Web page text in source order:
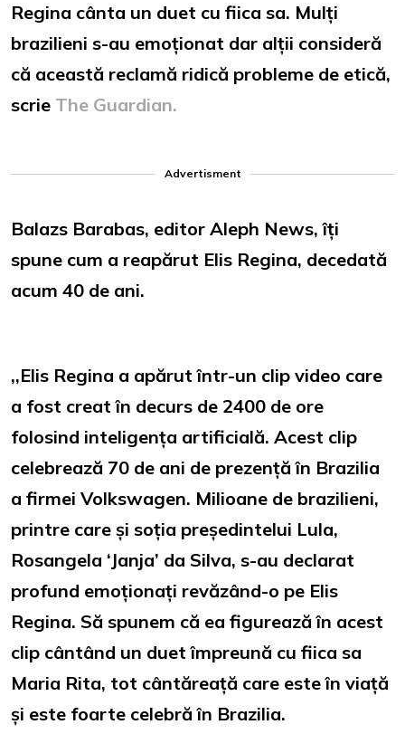
Regina cânta un duet cu fiica sa. Mulți
brazilieni s-au emoționat dar alții consideră
că această reclamă ridică probleme de etică,
scrie The Guardian.
Advertisment
Balazs Barabas, editor Aleph News, îți
spune cum a reapărut Elis Regina, decedată
acum 40 de ani.
,,Elis Regina a apărut într-un clip video care
a fost creat în decurs de 2400 de ore
folosind inteligența artificială. Acest clip
celebrează 70 de ani de prezență în Brazilia
a firmei Volkswagen. Milioane de brazilieni,
printre care și soția președintelui Lula,
Rosangela ‘Janja’ da Silva, s-au declarat
profund emoționați revăzând-o pe Elis
Regina. Să spunem că ea figurează în acest
clip cântând un duet împreună cu fiica sa
Maria Rita, tot cântăreață care este în viață
și este foarte celebră în Brazilia.